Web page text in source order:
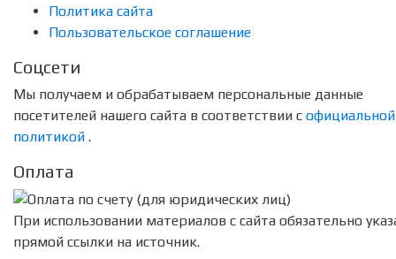
Политика сайта
Пользовательское соглашение
Соцсети
Мы получаем и обрабатываем персональные данные
посетителей нашего сайта в соответствии с официальной
политикой .
Оплата
При использовании материалов с сайта обязательно
прямой ссылки на источник.